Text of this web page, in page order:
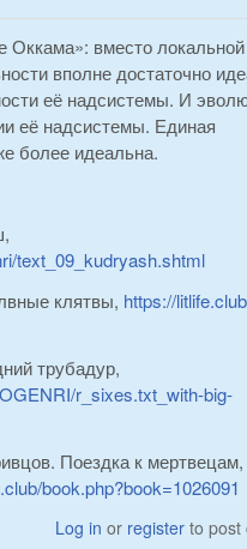
Оккама»: вместо
вполне достаточно
её надсистемы. И
её надсистемы. Единая
более идеальна.
text_09_kudryash.shtml
клятвы, https://
трубадур,
r_sixes.txt_with-big-
Поездка к мертвецам,
book.php?book=1026091
Log in or register to post